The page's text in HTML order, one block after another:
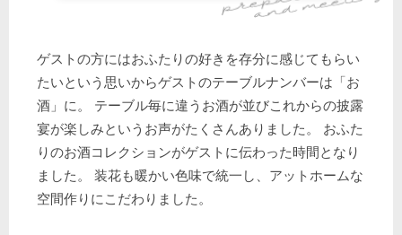
ゲストの方にはおふたりの好きを存分に感じてもらい
たいという思いからゲストのテーブルナンバーは「お
酒」に。 テーブル毎に違うお酒が並びこれからの披露
宴が楽しみというお声がたくさんありました。 おふた
りのお酒コレクションがゲストに伝わった時間となり
ました。 装花も暖かい色味で統一し、アットホームな
空間作りにこだわりました。